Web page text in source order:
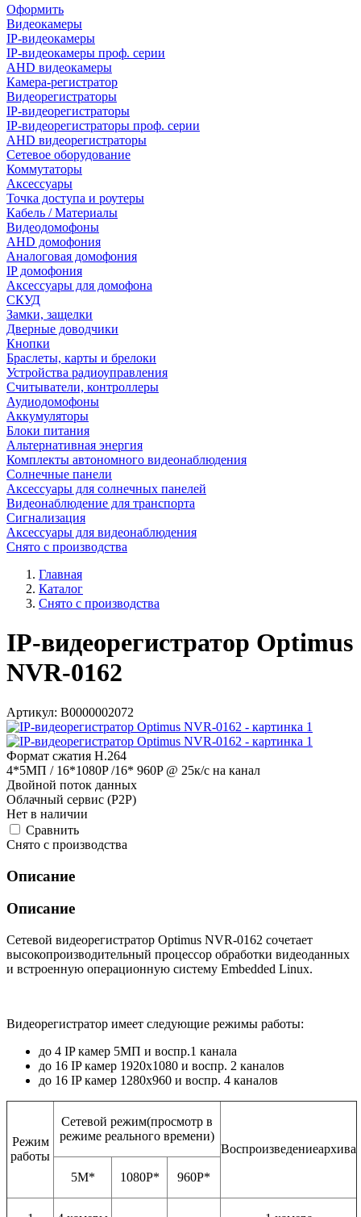
Оформить
Видеокамеры
IP-видеокамеры
IP-видеокамеры проф. серии
AHD видеокамеры
Камера-регистратор
Видеорегистраторы
IP-видеорегистраторы
IP-видеорегистраторы проф. серии
AHD видеорегистраторы
Сетевое оборудование
Коммутаторы
Аксессуары
Точка доступа и роутеры
Кабель / Материалы
Видеодомофоны
AHD домофония
Аналоговая домофония
IP домофония
Аксессуары для домофона
СКУД
Замки, защелки
Дверные доводчики
Кнопки
Браслеты, карты и брелоки
Устройства радиоуправления
Считыватели, контроллеры
Аудиодомофоны
Аккумуляторы
Блоки питания
Альтернативная энергия
Комплекты автономного видеонаблюдения
Солнечные панели
Аксессуары для солнечных панелей
Видеонаблюдение для транспорта
Сигнализация
Аксессуары для видеонаблюдения
Снято с производства
Главная
Каталог
Снято с производства
IP-видеорегистратор Optimus
NVR-0162
Артикул: В0000002072
Формат сжатия H.264
4*5МП / 16*1080P /16* 960P @ 25к/с на канал
Двойной поток данных
Облачный сервис (P2P)
Нет в наличии
Cравнить
Снято с производства
Описание
Описание
Сетевой видеорегистратор Optimus NVR-0162 сочетает
высокопроизводительный процессор обработки видеоданных
и встроенную операционную систему Embedded Linux.
Видеорегистратор имеет следующие режимы работы:
до 4 IP камер 5МП и воспр.1 канала
до 16 IP камер 1920х1080 и воспр. 2 каналов
до 16 IP камер 1280х960 и воспр. 4 каналов
Режим
работы
Сетевой режим(просмотр в
режиме реального времени)
Воспроизведениеархива
5М* 1080Р* 960P*